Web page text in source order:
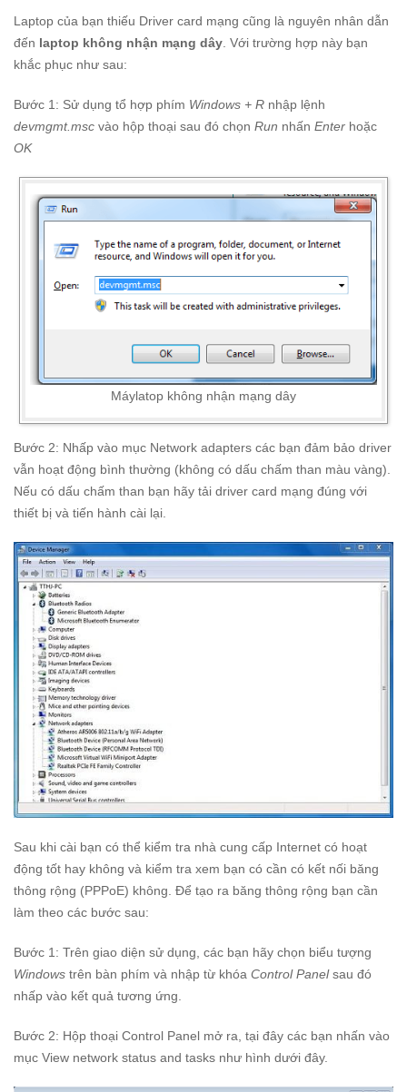
Laptop của bạn thiếu Driver card mạng cũng là nguyên nhân dẫn
đến laptop không nhận mạng dây . Với trường hợp này bạn
khắc phục như sau:
Bước 1: Sử dụng tổ hợp phím Windows + R nhập lệnh
devmgmt.msc vào hộp thoại sau đó chọn Run nhấn Enter hoặc
OK
Máylatop không nhận mạng dây
Bước 2: Nhấp vào mục Network adapters các bạn đảm bảo driver
vẫn hoạt động bình thường (không có dấu chấm than màu vàng).
Nếu có dấu chấm than bạn hãy tải driver card mạng đúng với
thiết bị và tiến hành cài lại.
Sau khi cài bạn có thể kiểm tra nhà cung cấp Internet có hoạt
động tốt hay không và kiểm tra xem bạn có cần có kết nối băng
thông rộng (PPPoE) không. Để tạo ra băng thông rộng bạn cần
làm theo các bước sau:
Bước 1: Trên giao diện sử dụng, các bạn hãy chọn biểu tượng
Windows trên bàn phím và nhập từ khóa Control Panelsau đó
nhấp vào kết quả tương ứng.
Bước 2: Hộp thoại Control Panel mở ra, tại đây các bạn nhấn vào
mục View network status and tasks như hình dưới đây.